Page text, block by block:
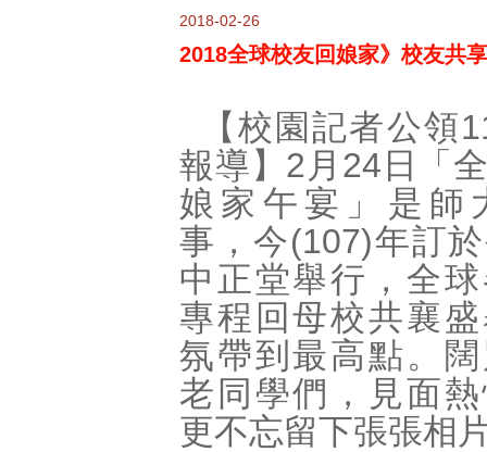
2018-02-26
2018全球校友回娘家》校友共
【校園記者公領
報導】2月24日「
娘家午宴」是師
事，今(107)年訂
中正堂舉行，全
專程回母校共襄
氛帶到最高點。
老同學們，見面
更不忘留下張張相